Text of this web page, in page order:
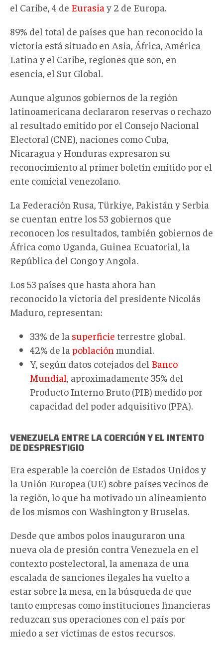
el Caribe, 4 de Eurasia y 2 de Europa.
89% del total de países que han reconocido la
victoria está situado en Asia, África, América
Latina y el Caribe, regiones que son, en
esencia, el Sur Global.
Aunque algunos gobiernos de la región
latinoamericana declararon reservas o rechazo
al resultado emitido por el Consejo Nacional
Electoral (CNE), naciones como Cuba,
Nicaragua y Honduras expresaron su
reconocimiento al primer boletín emitido por el
ente comicial venezolano.
La Federación Rusa, Türkiye, Pakistán y Serbia
se cuentan entre los 53 gobiernos que
reconocen los resultados, también gobiernos de
África como Uganda, Guinea Ecuatorial, la
República del Congo y Angola.
Los 53 países que hasta ahora han
reconocido la victoria del presidente Nicolás
Maduro, representan:
33% de la superficie terrestre global.
42% de la población mundial.
Y, según datos cotejados del Banco
Mundial , aproximadamente 35% del
Producto Interno Bruto (PIB) medido por
capacidad del poder adquisitivo (PPA).
VENEZUELA ENTRE LA COERCIÓN Y EL INTENTO
DE DESPRESTIGIO
Era esperable la coerción de Estados Unidos y
la Unión Europea (UE) sobre países vecinos de
la región, lo que ha motivado un alineamiento
de los mismos con Washington y Bruselas.
Desde que ambos polos inauguraron una
nueva ola de presión contra Venezuela en el
contexto postelectoral, la amenaza de una
escalada de sanciones ilegales ha vuelto a
estar sobre la mesa, en la búsqueda de que
tanto empresas como instituciones financieras
reduzcan sus operaciones con el país por
miedo a ser víctimas de estos recursos.